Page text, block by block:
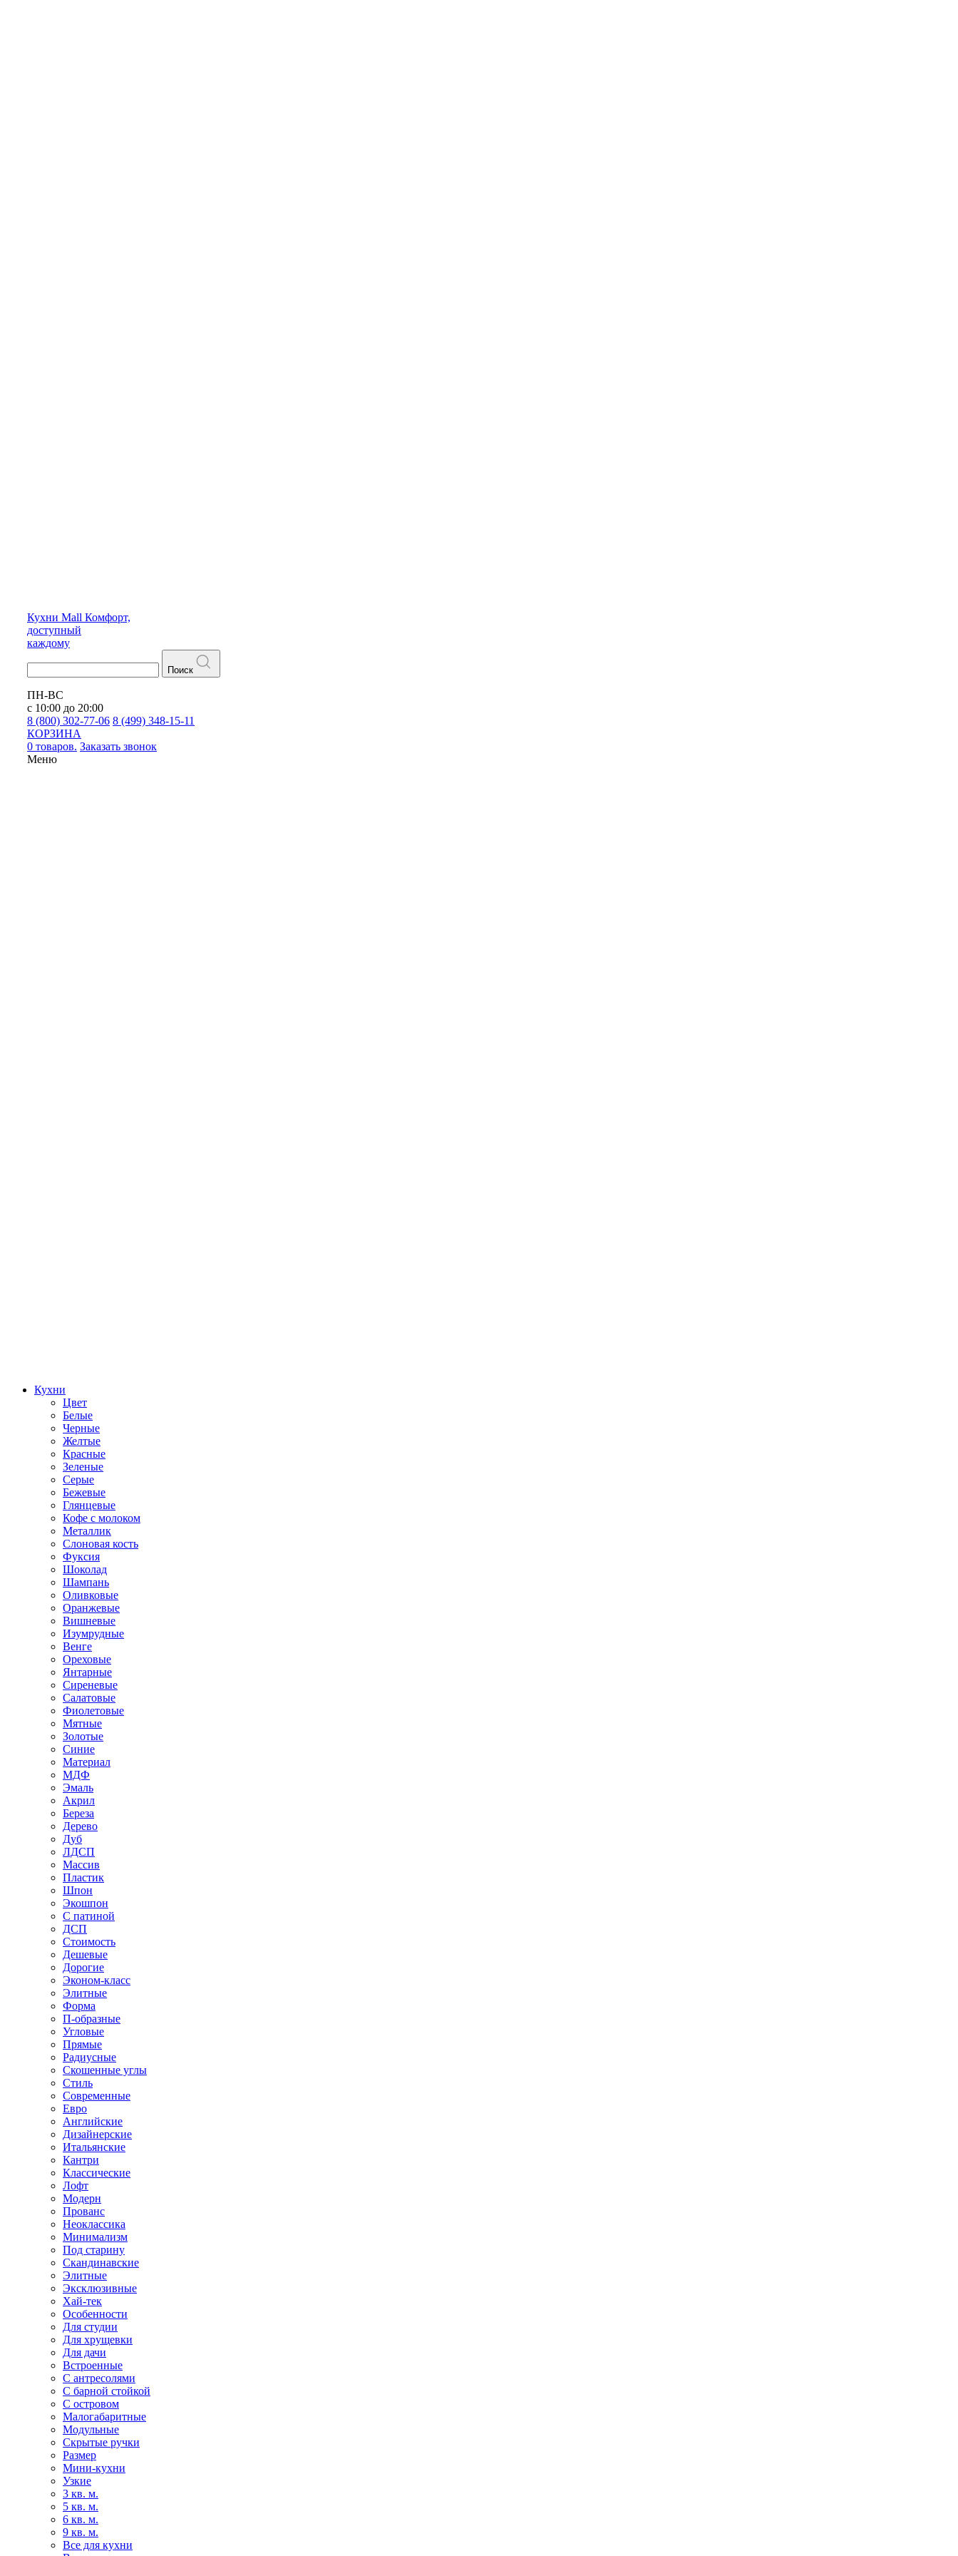
Кухни Mall Комфорт,
доступный
каждому
Поиск
ПН-ВС
с 10:00 до 20:00
8 (800) 302-77-06 8 (499) 348-15-11
КОРЗИНА
0 товаров. Заказать звонок
Меню
Кухни
Цвет
Белые
Черные
Желтые
Красные
Зеленые
Серые
Бежевые
Глянцевые
Кофе с молоком
Металлик
Слоновая кость
Фуксия
Шоколад
Шампань
Оливковые
Оранжевые
Вишневые
Изумрудные
Венге
Ореховые
Янтарные
Сиреневые
Салатовые
Фиолетовые
Мятные
Золотые
Синие
Материал
МДФ
Эмаль
Акрил
Береза
Дерево
Дуб
ЛДСП
Массив
Пластик
Шпон
Экошпон
С патиной
ДСП
Стоимость
Дешевые
Дорогие
Эконом-класс
Элитные
Форма
П-образные
Угловые
Прямые
Радиусные
Скошенные углы
Стиль
Современные
Евро
Английские
Дизайнерские
Итальянские
Кантри
Классические
Лофт
Модерн
Прованс
Неоклассика
Минимализм
Под старину
Скандинавские
Элитные
Эксклюзивные
Хай-тек
Особенности
Для студии
Для хрущевки
Для дачи
Встроенные
С антресолями
С барной стойкой
С островом
Малогабаритные
Модульные
Скрытые ручки
Размер
Мини-кухни
Узкие
3 кв. м.
5 кв. м.
6 кв. м.
9 кв. м.
Все для кухни